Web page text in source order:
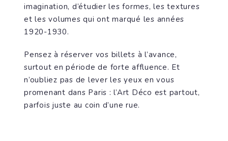
imagination, d’étudier les formes, les textures
et les volumes qui ont marqué les années
1920-1930.
Pensez à réserver vos billets à l’avance,
surtout en période de forte affluence. Et
n’oubliez pas de lever les yeux en vous
promenant dans Paris : l’Art Déco est partout,
parfois juste au coin d’une rue.